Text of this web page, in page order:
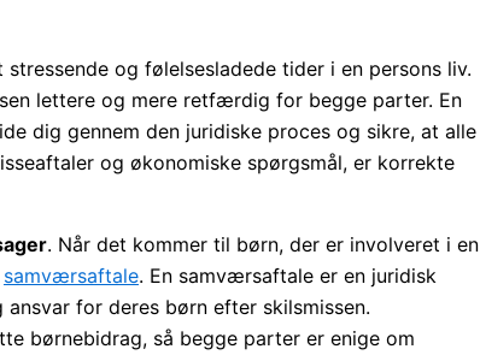
og følelsesladede tider i en persons liv.
lettere og mere retfærdig for begge parter. En
dig gennem den juridiske proces og sikre, at alle
og økonomiske spørgsmål, er korrekte
. Når det kommer til børn, der er involveret i en
samværsaftale. En samværsaftale er en juridisk
for deres børn efter skilsmissen.
børnebidrag, så begge parter er enige om